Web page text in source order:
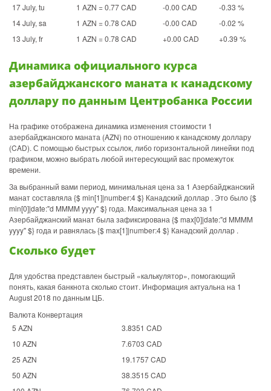
17 July, tu
1 AZN = 0.77 CAD -0.00 CAD
-0.33 %
14 July, sa
1 AZN = 0.78 CAD -0.00 CAD
-0.02 %
13 July, fr
1 AZN = 0.78 CAD +0.00 CAD +0.39 %
Динамика официального курса
азербайджанского маната к канадскому
доллару по данным Центробанка России
На графике отображена динамика изменения стоимости 1
азербайджанского маната (AZN) по отношению к канадскому доллару
(CAD). С помощью быстрых ссылок, либо горизонтальной линейки под
графиком, можно выбрать любой интересующий вас промежуток
времени.
За выбранный вами период, минимальная цена за 1 Азербайджанский
манат составляла {$ min[1]|number:4 $} Канадский доллар . Это было {$
min[0]|date:"d MMMM yyyy" $} года. Максимальная цена за 1
Азербайджанский манат была зафиксирована {$ max[0]|date:"d MMMM
yyyy" $} года и равнялась {$ max[1]|number:4 $} Канадский доллар .
Сколько будет
Для удобства представлен быстрый «калькулятор», помогающий
понять, какая банкнота сколько стоит. Информация актуальна на 1
August 2018 по данным ЦБ.
Валюта Конвертация
5 AZN
3.8351 CAD
10 AZN
7.6703 CAD
25 AZN
19.1757 CAD
50 AZN
38.3515 CAD